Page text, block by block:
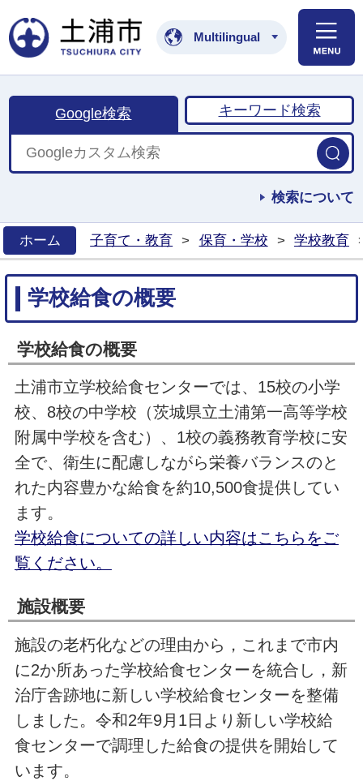
土浦市公式ホームペ
Multilingual
Google検索 キーワード検索
検索について
ホーム
子育て・教育 > 保育・学校 > 学校教育
学校給食の概要
学校給食の概要
土浦市立学校給食センターでは、15校の小学
校、8校の中学校（茨城県立土浦第一高等学校
附属中学校を含む）、1校の義務教育学校に安
全で、衛生に配慮しながら栄養バランスのと
れた内容豊かな給食を約10,500食提供してい
ます。
学校給食についての詳しい内容はこちらをご
覧ください。
施設概要
施設の老朽化などの理由から，これまで市内
に2か所あった学校給食センターを統合し，新
治庁舎跡地に新しい学校給食センターを整備
しました。令和2年9月1日より新しい学校給
食センターで調理した給食の提供を開始して
います。